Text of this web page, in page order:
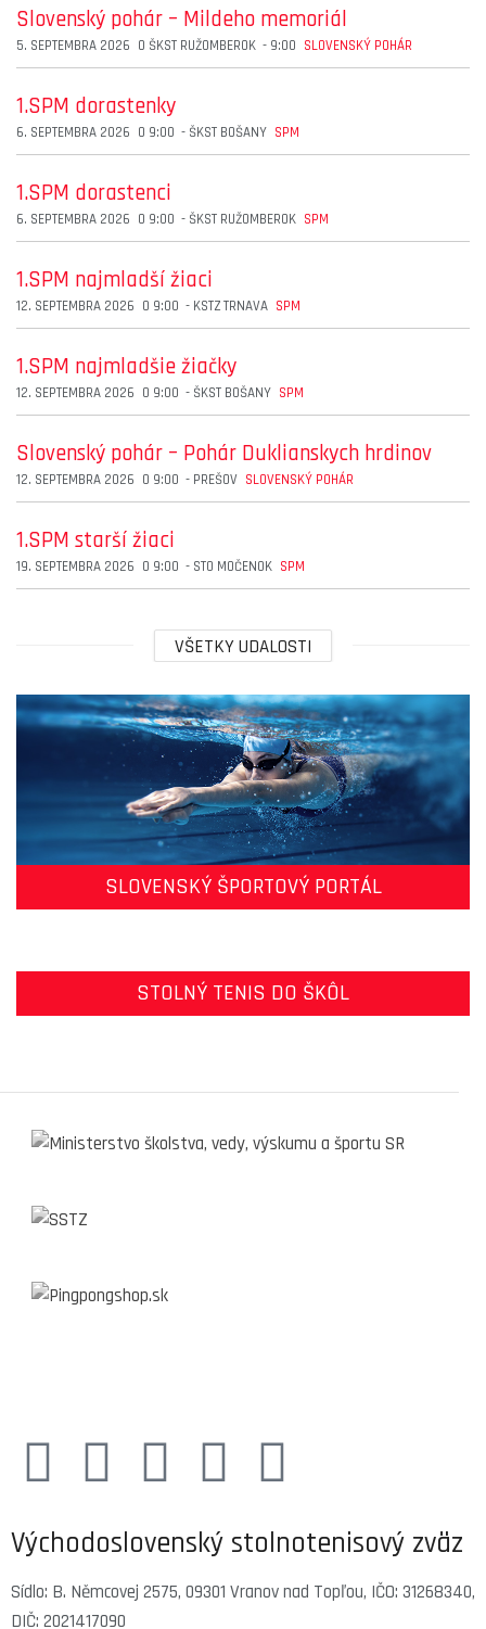
Slovenský pohár – Mildeho memoriál
5. SEPTEMBRA 2026 O ŠKST RUŽOMBEROK - 9:00 SLOVENSKÝ POHÁR
1.SPM dorastenky
6. SEPTEMBRA 2026 O 9:00 - ŠKST BOŠANY SPM
1.SPM dorastenci
6. SEPTEMBRA 2026 O 9:00 - ŠKST RUŽOMBEROK SPM
1.SPM najmladší žiaci
12. SEPTEMBRA 2026 O 9:00 - KSTZ TRNAVA SPM
1.SPM najmladšie žiačky
12. SEPTEMBRA 2026 O 9:00 - ŠKST BOŠANY SPM
Slovenský pohár – Pohár Duklianskych hrdinov
12. SEPTEMBRA 2026 O 9:00 - PREŠOV SLOVENSKÝ POHÁR
1.SPM starší žiaci
19. SEPTEMBRA 2026 O 9:00 - STO MOČENOK SPM
VŠETKY UDALOSTI
SLOVENSKÝ ŠPORTOVÝ PORTÁL
STOLNÝ TENIS DO ŠKÔL
Východoslovenský stolnotenisový zväz
Sídlo: B. Němcovej 2575, 09301 Vranov nad Topľou, IČO: 31268340,
DIČ: 2021417090